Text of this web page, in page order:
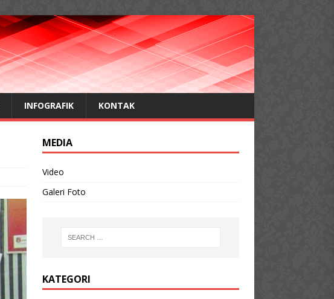
INFOGRAFIK KONTAK
MEDIA
Video
Galeri Foto
KATEGORI